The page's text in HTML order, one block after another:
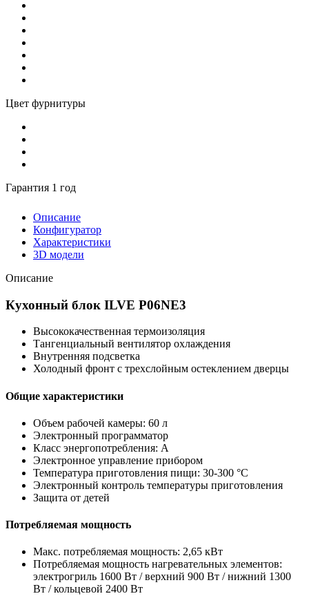
Цвет фурнитуры
Гарантия 1 год
Описание
Конфигуратор
Характеристики
3D модели
Описание
Кухонный блок ILVE P06NE3
Высококачественная термоизоляция
Тангенциальный вентилятор охлаждения
Внутренняя подсветка
Холодный фронт с трехслойным остеклением дверцы
Общие характеристики
Объем рабочей камеры: 60 л
Электронный программатор
Класс энергопотребления: A
Электронное управление прибором
Температура приготовления пищи: 30-300 °C
Электронный контроль температуры приготовления
Защита от детей
Потребляемая мощность
Макс. потребляемая мощность: 2,65 кВт
Потребляемая мощность нагревательных элементов:
электрогриль 1600 Вт / верхний 900 Вт / нижний 1300
Вт / кольцевой 2400 Вт